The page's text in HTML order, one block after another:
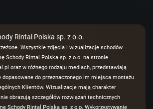
Rintal Polska sp. z o.o.
Wszystkie zdjęcia i wizualizacje schodów
Schody Rintal Polska sp. z o.o. na stronie
oraz w różnego rodzaju mediach, przedstawiają
dopasowane do przeznaczonego im miejsca montażu
Klientów. Wizualizacje mają charakter
obrazują szczegółów rozwiązań technicznych
Schody Rintal Polska sp. z o.o. Wykorzystywanie